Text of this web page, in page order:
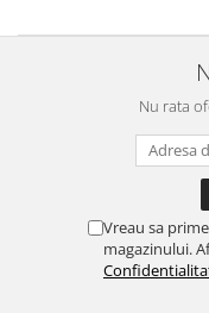
Nu rata
Vreau sa
magazinului.